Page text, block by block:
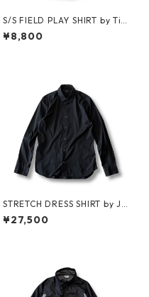
S/S FIELD PLAY SHIRT by Ti
mberland
¥8,800
STRETCH DRESS SHIRT by JIL
SANDER
¥27,500